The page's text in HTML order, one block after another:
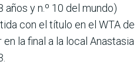
años y n.º 10 del mundo)
con el título en el WTA de
la final a la local Anastasia